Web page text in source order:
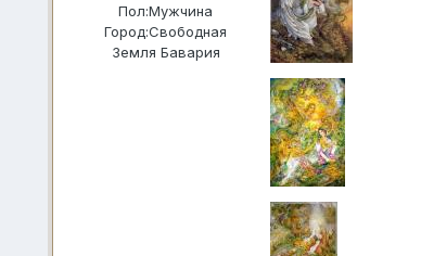
Пол:Мужчина
Город:Свободная
Земля Бавария